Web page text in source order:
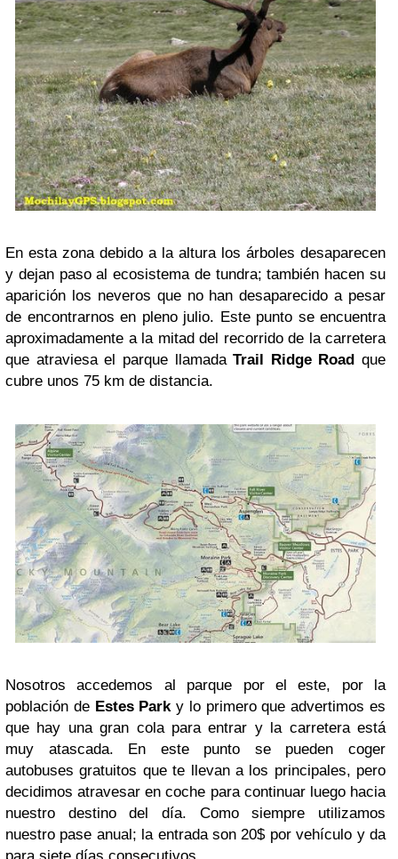
En esta zona debido a la altura los árboles desaparecen
y dejan paso al ecosistema de tundra; también hacen su
aparición los neveros que no han desaparecido a pesar
de encontrarnos en pleno julio. Este punto se encuentra
aproximadamente a la mitad del recorrido de la carretera
que atraviesa el parque llamadaTrail Ridge Road que
cubre unos 75 km de distancia.
Nosotros accedemos al parque por el este, por la
población de Estes Parky lo primero que advertimos es
que hay una gran cola para entrar y la carretera está
muy atascada. En este punto se pueden coger
autobuses gratuitos que te llevan a los principales, pero
decidimos atravesar en coche para continuar luego hacia
nuestro destino del día. Como siempre utilizamos
nuestro pase anual; la entrada son 20$ por vehículo y da